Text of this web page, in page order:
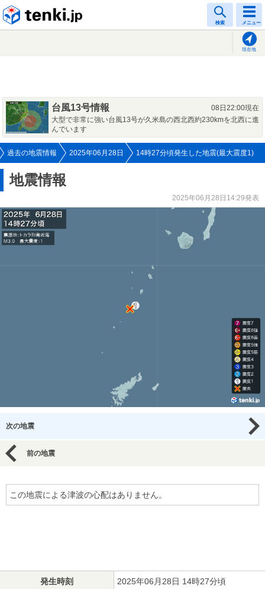
検索 メニュー
現在地
台風13号情報
08日22:00現在
大型で非常に強い台風13号が久米島の西北西約230kmを北西に進
んでいます
過去の地震情報 2025年06月28日 14時27分頃発生した地震(最大震度1)
地震情報
2025年06月28日14:29発表
次の地震
前の地震
この地震による津波の心配はありません。
発生時刻 2025年06月28日 14時27分頃